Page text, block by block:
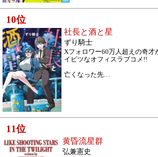
10位
社長と酒と星
ずり騎士
Xフォロワー60万人超えの奇才
イビツなオフィスラブコメ!!
亡くなった先…
11位
黄昏流星群
弘兼憲史